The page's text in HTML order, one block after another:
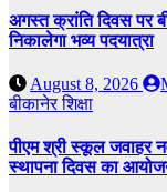
अगस्त क्रांति दिवस पर
निकालेगा भव्य पदयात्रा
August 8, 2026
बीकानेरशिक्षा
पीएम श्री स्कूल जवाहर
स्थापना दिवस का